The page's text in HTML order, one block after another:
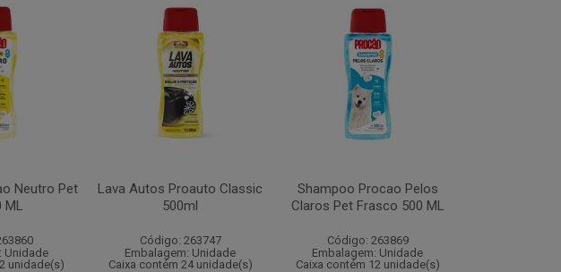
Neutro Pet
ML
Unidade
unidade(s)
Lava Autos Proauto Classic
500ml
Código: 263747
Embalagem: Unidade
Caixa contém 24 unidade(s)
Shampoo Procao Pelos
Claros Pet Frasco 500 ML
Código: 263869
Embalagem: Unidade
Caixa contém 12 unidade(s)